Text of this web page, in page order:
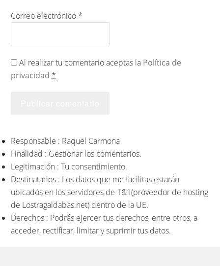
Correo electrónico *
Al realizar tu comentario aceptas la Política de
privacidad *
Responsable : Raquel Carmona
Finalidad : Gestionar los comentarios.
Legitimación : Tu consentimiento.
Destinatarios : Los datos que me facilitas estarán
ubicados en los servidores de 1&1(proveedor de hosting
de Lostragaldabas.net) dentro de la UE.
Derechos : Podrás ejercer tus derechos, entre otros, a
acceder, rectificar, limitar y suprimir tus datos.